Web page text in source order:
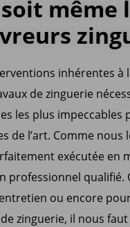
même
inhérentes à
de zinguerie
les plus impeccables
de l’art. Comme nous
exécutée en
professionnel
ou encore
zinguerie, il nous